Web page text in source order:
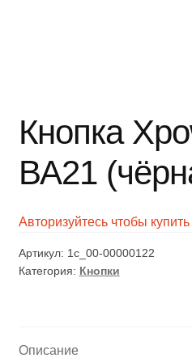
Кнопка
ВА21
Авторизуйтесь чтобы купить
Артикул: 1c_00-00000122
Категория: Кнопки
Описание